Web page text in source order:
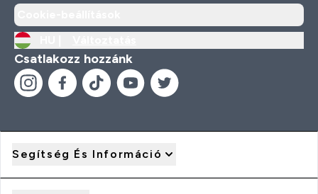
Csatlakozz hozzánk
Segítség És Információ